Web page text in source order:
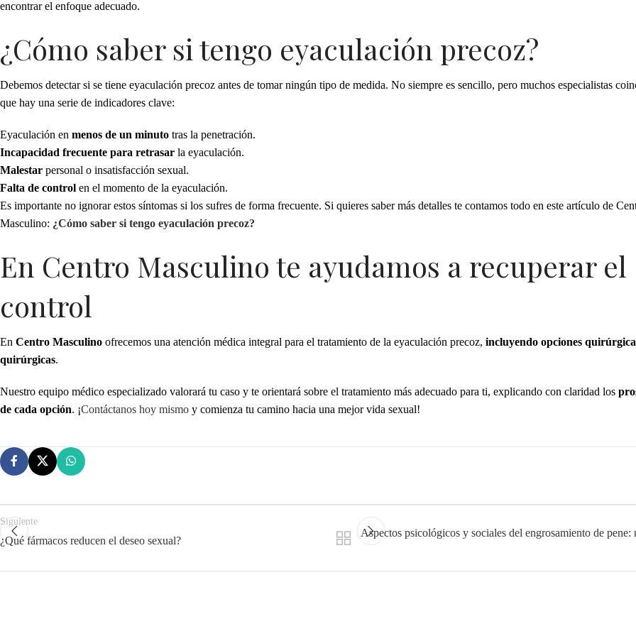
encontrar el enfoque adecuado.
¿Cómo saber si tengo eyaculación precoz?
Debemos detectar si se tiene eyaculación precoz antes de tomar ningún tipo de medida. No siempre es sencillo, pero muchos especialistas
que hay una serie de indicadores clave:
Eyaculación en menos de un minuto tras la penetración.
Incapacidad frecuente para retrasar la eyaculación.
Malestar personal o insatisfacción sexual.
Falta de control en el momento de la eyaculación.
Es importante no ignorar estos síntomas si los sufres de forma frecuente. Si quieres saber más detalles te contamos todo en este artículo de
Masculino: ¿Cómo saber si tengo eyaculación precoz?
En Centro Masculino te ayudamos a recuperar el
control
En Centro Masculino ofrecemos una atención médica integral para el tratamiento de la eyaculación precoz, incluyendo opciones
quirúrgicas.
Nuestro equipo médico especializado valorará tu caso y te orientará sobre el tratamiento más adecuado para ti, explicando con claridad los
de cada opción. ¡Contáctanos hoy mismo y comienza tu camino hacia una mejor vida sexual!
Siguiente
¿Qué fármacos reducen el deseo sexual?
Aspectos psicológicos y sociales del engrosamiento de pene: